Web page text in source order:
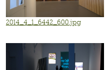
2014_4_1_6442_600.jpg